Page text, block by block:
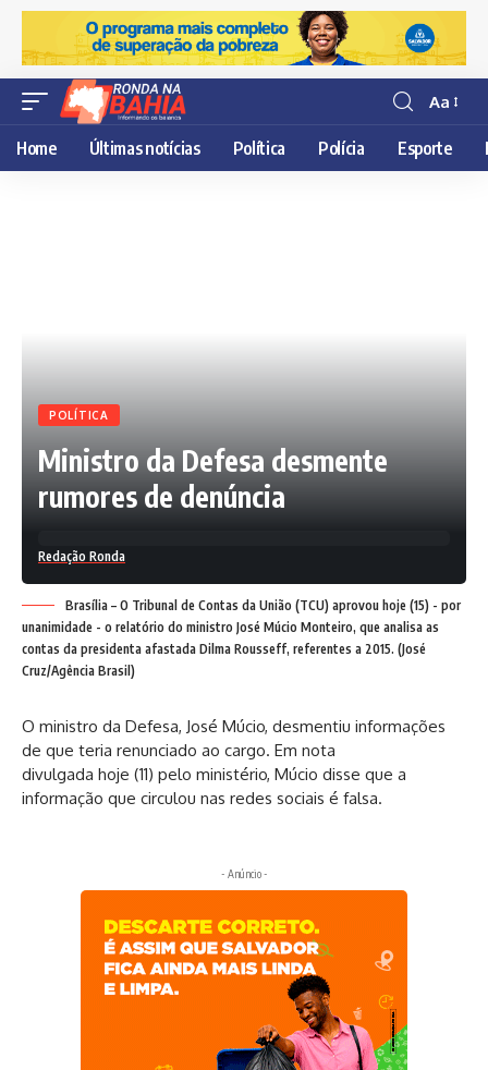
Resisor
de
fonte
Aa
Home Últimas notícias Política Polícia Esporte
POLÍTICA
Ministro da Defesa desmente
rumores de denúncia
Redação Ronda
Brasília – O Tribunal de Contas da União (TCU) aprovou hoje (15) - por
unanimidade - o relatório do ministro José Múcio Monteiro, que analisa as
contas da presidenta afastada Dilma Rousseff, referentes a 2015. (José
Cruz/Agência Brasil)
O ministro da Defesa, José Múcio, desmentiu informações
de que teria renunciado ao cargo. Em nota
divulgada hoje (11) pelo ministério, Múcio disse que a
informação que circulou nas redes sociais é falsa.
- Anúncio -